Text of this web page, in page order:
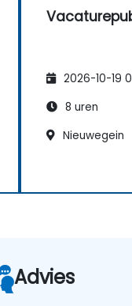
2026-10-19
8 uren
Nieuwegein
Advies